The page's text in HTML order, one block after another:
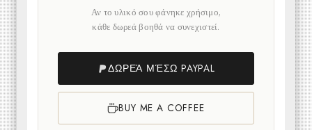
Αν το υλικό σου φάνηκε χρήσιμο,
κάθε δωρεά βοηθά να συνεχιστεί.
ΔΩΡΕΆ ΜΈΣΩ PAYPAL
BUY ME A COFFEE